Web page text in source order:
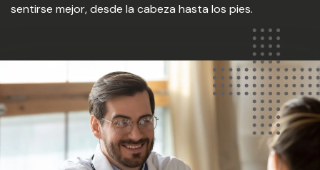
sentirse mejor, desde la cabeza hasta los pies.